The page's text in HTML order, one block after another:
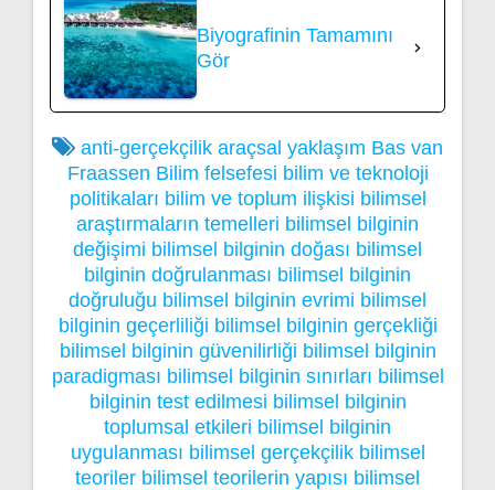
Biyografinin Tamamını
Gör
anti-gerçekçilik araçsal yaklaşım Bas van
Fraassen Bilim felsefesi bilim ve teknoloji
politikaları bilim ve toplum ilişkisi bilimsel
araştırmaların temelleri bilimsel bilginin
değişimi bilimsel bilginin doğası bilimsel
bilginin doğrulanması bilimsel bilginin
doğruluğu bilimsel bilginin evrimi bilimsel
bilginin geçerliliği bilimsel bilginin gerçekliği
bilimsel bilginin güvenilirliği bilimsel bilginin
paradigması bilimsel bilginin sınırları bilimsel
bilginin test edilmesi bilimsel bilginin
toplumsal etkileri bilimsel bilginin
uygulanması bilimsel gerçekçilik bilimsel
teoriler bilimsel teorilerin yapısı bilimsel